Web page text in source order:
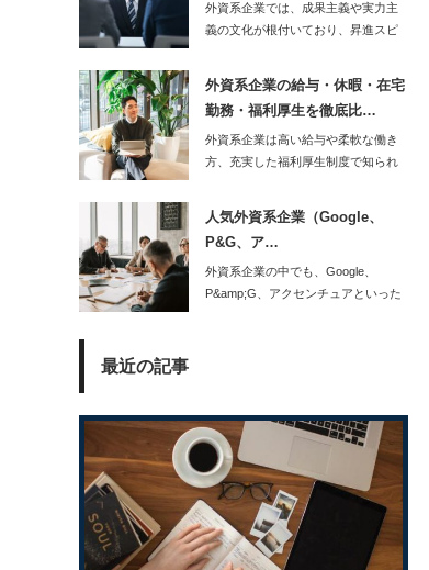
外資系企業では、成果主義や実力主
義の文化が根付いており、昇進スピ
外資系企業の給与・休暇・在宅
勤務・福利厚生を徹底比…
外資系企業は高い給与や柔軟な働き
方、充実した福利厚生制度で知られ
人気外資系企業（Google、
P&G、ア…
外資系企業の中でも、Google、
P&amp;G、アクセンチュアといった
最近の記事